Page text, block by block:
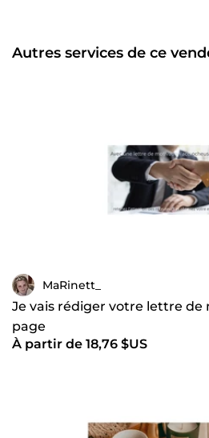
Autres services de ce
MaRinett_
Je vais rédiger votre lettre
page
À partir de 18,76 $US